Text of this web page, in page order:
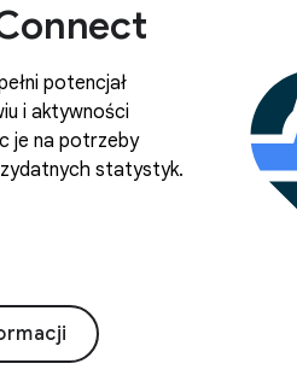
potencjał
i aktywności
je na potrzeby
statystyk.